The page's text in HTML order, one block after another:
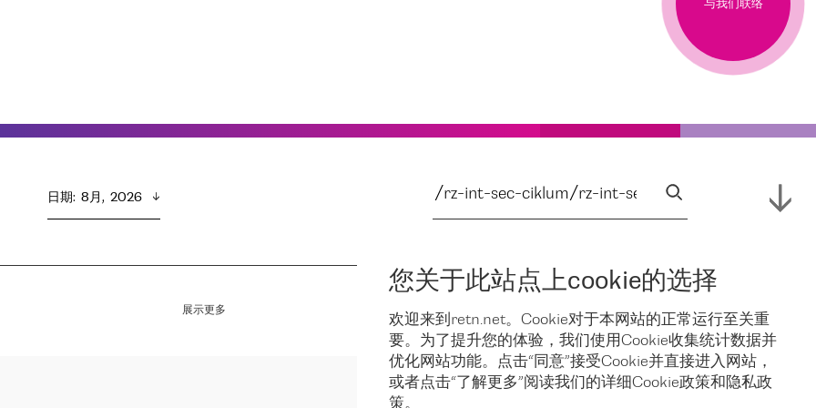
您关于此站点上cookie的选择
欢迎来到retn.net。Cookie对于本网站的正常运行至关重
要。为了提升您的体验，我们使用Cookie收集统计数据并
优化网站功能。点击“同意”接受Cookie并直接进入网站，
或者点击“了解更多”阅读我们的详细Cookie政策和隐私政
策。
与我们联络
日期: 8月,  2026
展示更多